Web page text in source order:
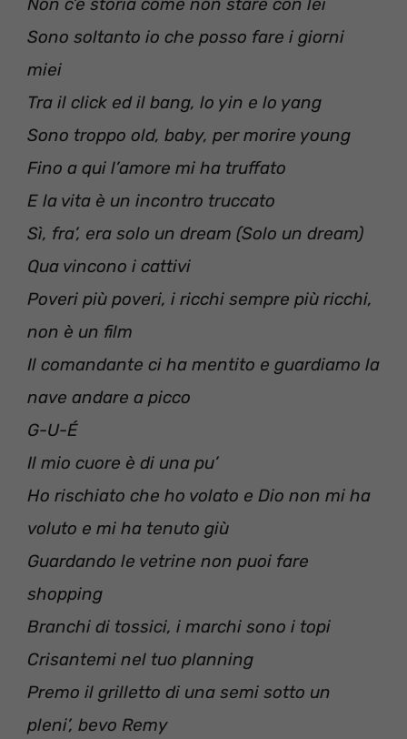
Sono soltanto io che posso fare i giorni
miei
Tra il click ed il bang, lo yin e lo yang
Sono troppo old, baby, per morire young
Fino a qui l’amore mi ha truffato
E la vita è un incontro truccato
Sì, fra’, era solo un dream (Solo un dream)
Qua vincono i cattivi
Poveri più poveri, i ricchi sempre più ricchi,
non è un film
Il comandante ci ha mentito e guardiamo la
nave andare a picco
G-U-É
Il mio cuore è di una pu’
Ho rischiato che ho volato e Dio non mi ha
voluto e mi ha tenuto giù
Guardando le vetrine non puoi fare
shopping
Branchi di tossici, i marchi sono i topi
Crisantemi nel tuo planning
Premo il grilletto di una semi sotto un
pleni’, bevo Remy